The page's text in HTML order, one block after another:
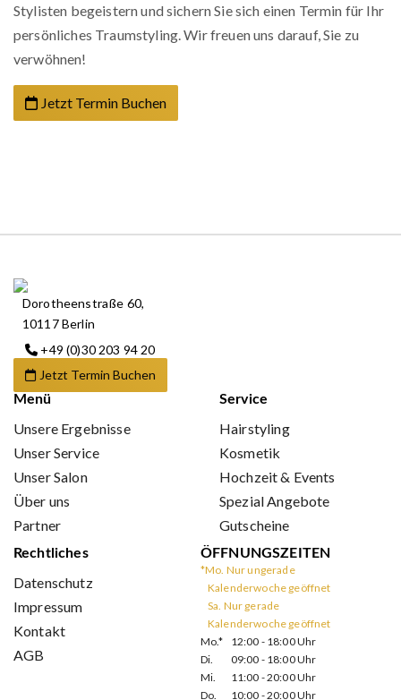
Stylisten begeistern und sichern Sie sich einen Termin für Ihr
persönliches Traumstyling. Wir freuen uns darauf, Sie zu
verwöhnen!
Jetzt Termin Buchen
Dorotheenstraße 60,
10117 Berlin
+49 (0)30 203 94 20
Jetzt Termin Buchen
Menü
Unsere Ergebnisse
Unser Service
Unser Salon
Über uns
Partner
Service
Hairstyling
Kosmetik
Hochzeit & Events
Spezial Angebote
Gutscheine
Rechtliches
Datenschutz
Impressum
Kontakt
AGB
ÖFFNUNGSZEITEN
*Mo. Nur ungerade
Kalenderwoche geöffnet
Sa. Nur gerade
Kalenderwoche geöffnet
Mo.*
12:00 - 18:00 Uhr
Di.
09:00 - 18:00 Uhr
Mi.
11:00 - 20:00 Uhr
Do.
10:00 - 20:00 Uhr